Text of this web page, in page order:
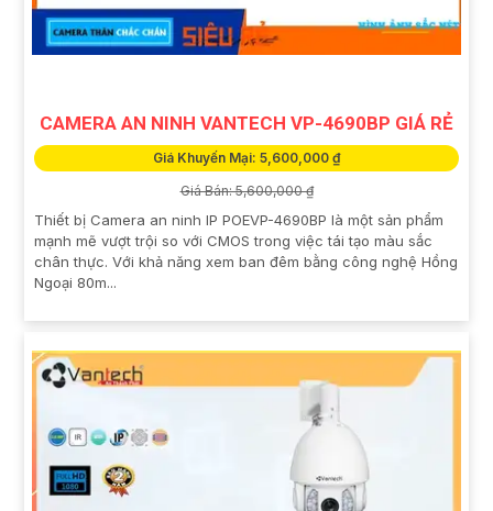
CAMERA AN NINH VANTECH VP-4690BP GIÁ RẺ
Giá Khuyến Mại: 5,600,000 ₫
Giá Bán: 5,600,000 ₫
Thiết bị Camera an ninh IP POEVP-4690BP là một sản phẩm
mạnh mẽ vượt trội so với CMOS trong việc tái tạo màu sắc
chân thực. Với khả năng xem ban đêm bằng công nghệ Hồng
Ngoại 80m...